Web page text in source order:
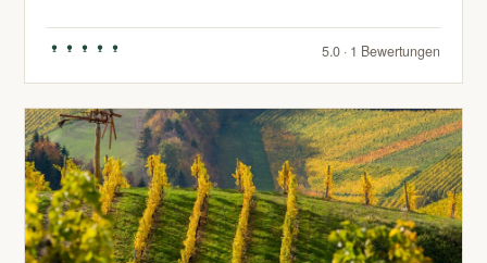
5.0 · 1 Bewertungen